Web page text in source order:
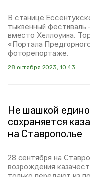
В станице
тыквенный
вместо Хеллоуина.
«Портала
фоторепортаже.
28 октября 2023, 10:43
Не шашкой
сохраняется
на Ставрополье
28 сентября на
возрождения